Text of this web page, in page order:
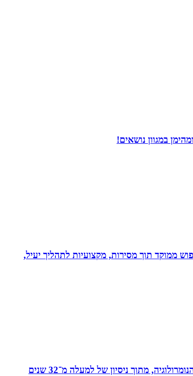
במגוון נושאים!
ממוקד תוך מסירות, מקצועיות לתהליך יעיל,
מאסטר בנומרולוגיה קבלית וטארוט ומפתחת שיטת ”קוד החיבור” - שיטה להורים ולילדים המשלבת בין שפת החינוך לבין שפת הנומרולוגיה, מתוך ניסיון של למעלה מ־32 שנים